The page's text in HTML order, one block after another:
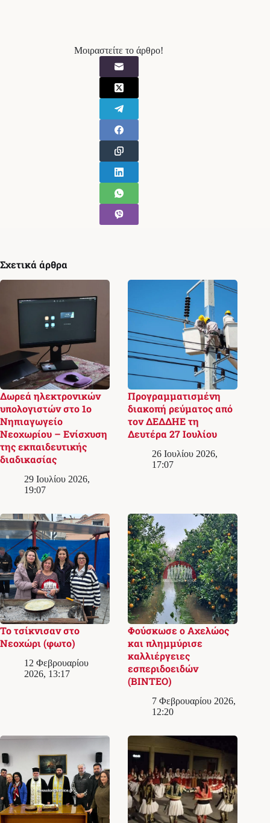
Μοιραστείτε το άρθρο!
Σχετικά άρθρα
Δωρεά ηλεκτρονικών
υπολογιστών στο 1ο
Νηπιαγωγείο
Νεοχωρίου – Ενίσχυση
της εκπαιδευτικής
διαδικασίας
29 Ιουλίου 2026,
19:07
Προγραμματισμένη
διακοπή ρεύματος από
τον ΔΕΔΔΗΕ τη
Δευτέρα 27 Ιουλίου
26 Ιουλίου 2026,
17:07
Το τσίκνισαν στο
Νεοχώρι (φωτο)
12 Φεβρουαρίου
2026, 13:17
Φούσκωσε ο Αχελώος
και πλημμύρισε
καλλιέργειες
εσπεριδοειδών
(ΒΙΝΤΕΟ)
7 Φεβρουαρίου 2026,
12:20